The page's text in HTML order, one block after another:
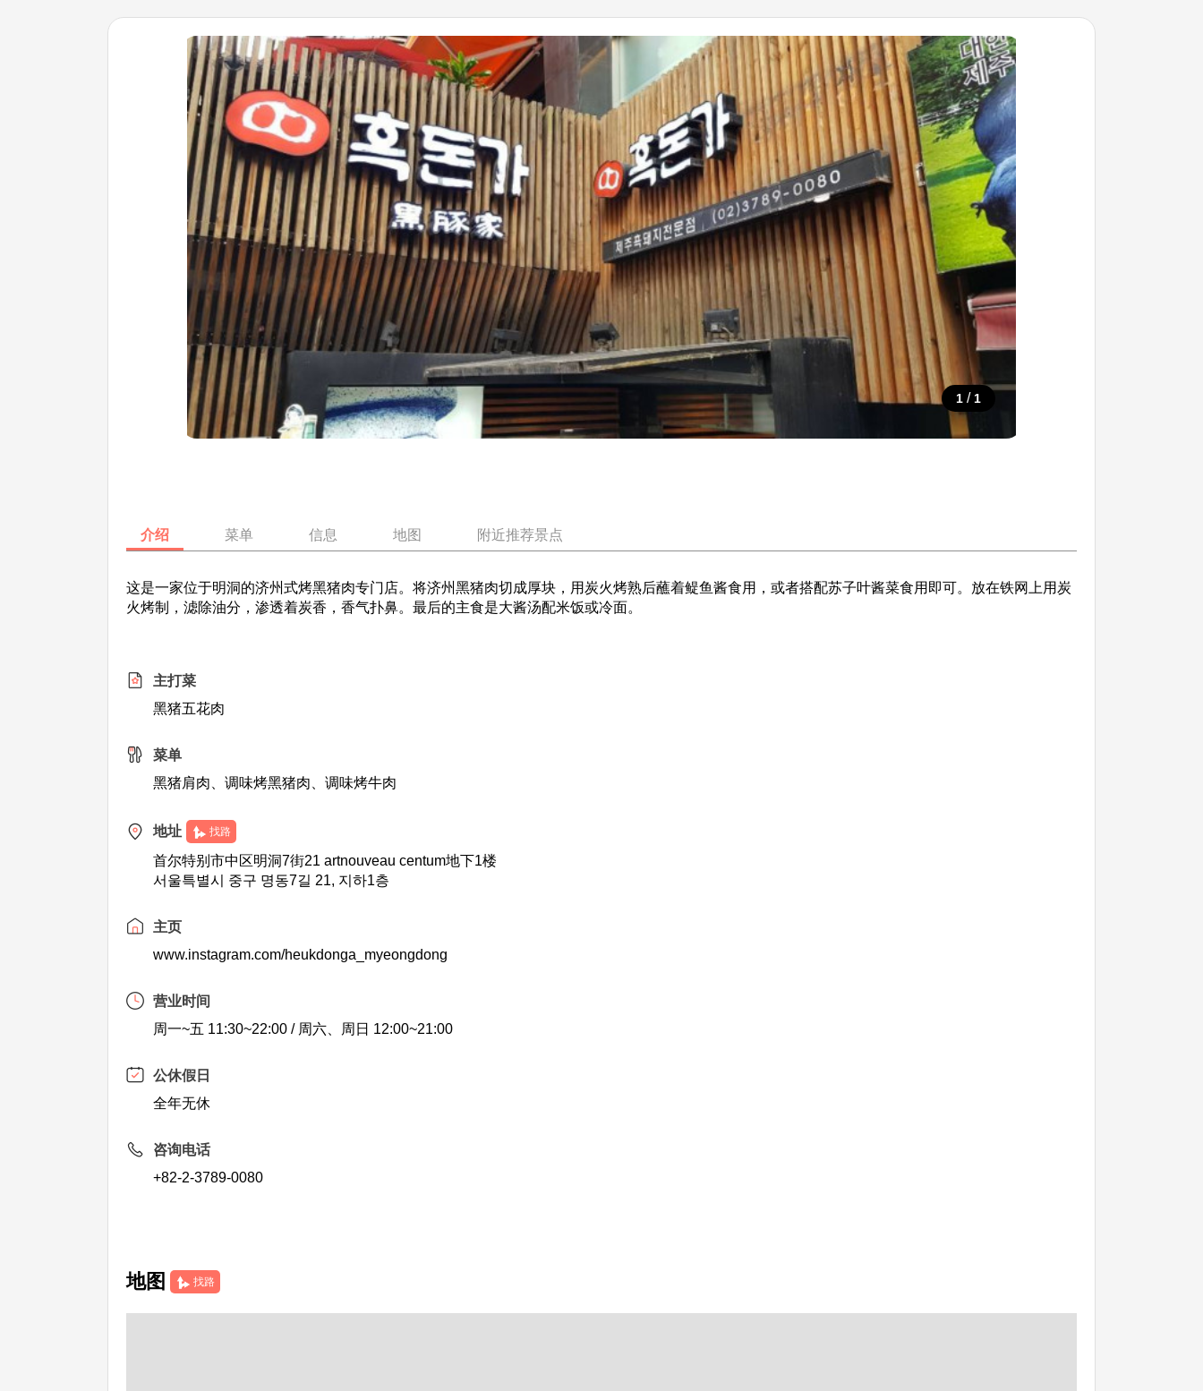
1 / 1
介绍 菜单 信息 地图 附近推荐景点
这是一家位于明洞的济州式烤黑猪肉专门店。将济州黑猪肉切成厚块，用炭火烤熟后蘸着鳀鱼酱食用，或者搭配苏子叶酱菜食用即可。放在铁网上用炭
火烤制，滤除油分，渗透着炭香，香气扑鼻。最后的主食是大酱汤配米饭或冷面。
主打菜
黑猪五花肉
菜单
黑猪肩肉、调味烤黑猪肉、调味烤牛肉
地址 找路
首尔特别市中区明洞7街21 artnouveau centum地下1楼
서울특별시 중구 명동7길 21, 지하1층
主页
www.instagram.com/heukdonga_myeongdong
营业时间
周一~五 11:30~22:00 / 周六、周日 12:00~21:00
公休假日
全年无休
咨询电话
+82-2-3789-0080
地图 找路